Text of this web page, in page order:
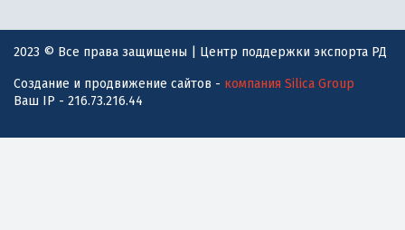
2023 © Все права защищены | Центр поддержки экспорта РД
Создание и продвижение сайтов - компания Silica Group
Ваш IP - 216.73.216.44